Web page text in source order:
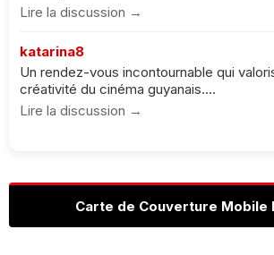
Lire la discussion →
katarina8
Un rendez-vous incontournable qui
créativité du cinéma guyanais....
Lire la discussion →
Carte de Couverture Mobile